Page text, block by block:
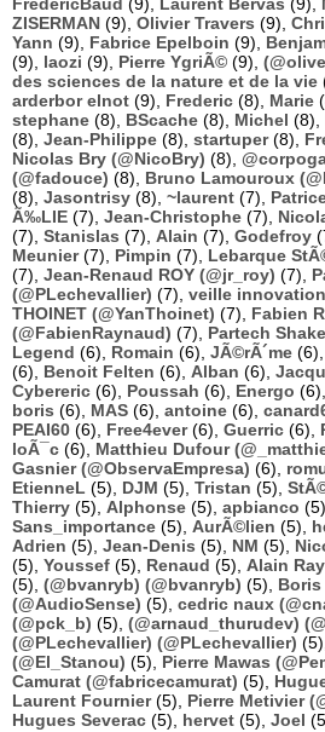
ZISERMAN (9), Olivier Travers (9),
Yann (9), Fabrice Epelboin (9),
(9), laozi (9), Pierre YgriÃ© (9),
des sciences de la nature et de la vie
arderbor elnot (9), Frederic (8), Marie
stephane (8), BScache (8), Michel (8),
(8), Jean-Philippe (8), startuper(8),
Nicolas Bry (@NicoBry) (8),
(@fadouce) (8), Bruno Lamouroux
(8), Jasontrisy (8), ~laurent (7),
Ã‰LIE (7), Jean-Christophe (7),
(7), Stanislas (7), Alain (7), Godefroy
Meunier(7), Pimpin (7), Lebarque
(7), Jean-Renaud ROY (@jr_roy) (7),
(@PLechevallier) (7), veille
THOINET (@YanThoinet) (7), Fabien
(@FabienRaynaud) (7), Partech
Legend (6), Romain (6), JÃ©rÃ´me (6),
(6), Benoit Felten (6), Alban (6),
Cybereric (6), Poussah (6), Energo (6),
boris (6), MAS (6), antoine (6),
PEAI60 (6), Free4ever(6), Guerric (6),
loÃ¯c (6), Matthieu Dufour
Gasnier (@ObservaEmpresa) (6),
EtienneL (5), DJM (5), Tristan (5),
Thierry (5), Alphonse (5), apbianco (5),
Sans_importance (5), AurÃ©lien (5),
Adrien (5), Jean-Denis (5), NM (5),
(5), Youssef (5), Renaud (5), Alain
(5), (@bvanryb) (@bvanryb) (5),
(@AudioSense) (5), cedric naux
(@pck_b) (5), (@arnaud_thurudev)
(@PLechevallier) (@PLechevallier) (5),
(@El_Stanou) (5), Pierre Mawas
Camurat (@fabricecamurat) (5),
Laurent Fournier(5), Pierre Metivier
Hugues Severac (5), hervet (5), Joel